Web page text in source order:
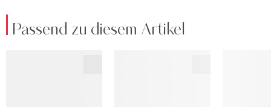
Passend zu diesem Artikel